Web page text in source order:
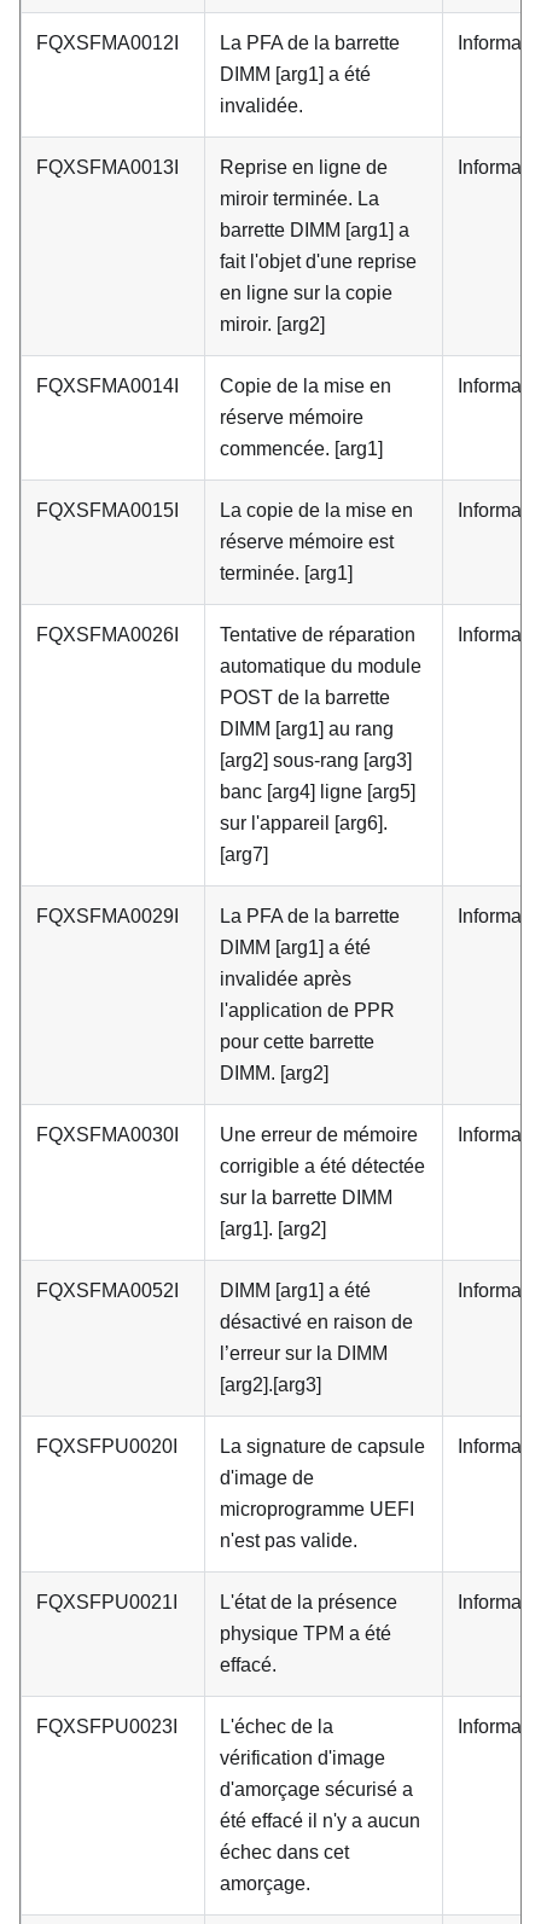
FQXSFMA0012I
La PFA de la barrette
DIMM [arg1] a été
invalidée.
FQXSFMA0013I
Reprise en ligne de
miroir terminée. La
barrette DIMM [arg1] a
fait l'objet d'une reprise
en ligne sur la copie
miroir. [arg2]
FQXSFMA0014I
Copie de la mise en
réserve mémoire
commencée. [arg1]
FQXSFMA0015I
La copie de la mise en
réserve mémoire est
terminée. [arg1]
FQXSFMA0026I
Tentative de réparation
automatique du module
POST de la barrette
DIMM [arg1] au rang
[arg2] sous-rang [arg3]
banc [arg4] ligne [arg5]
sur l'appareil [arg6].
[arg7]
FQXSFMA0029I
La PFA de la barrette
DIMM [arg1] a été
invalidée après
l'application de PPR
pour cette barrette
DIMM. [arg2]
FQXSFMA0030I
Une erreur de mémoire
corrigible a été détectée
sur la barrette DIMM
[arg1]. [arg2]
FQXSFMA0052I
DIMM [arg1] a été
désactivé en raison de
l’erreur sur la DIMM
[arg2].[arg3]
FQXSFPU0020I
La signature de capsule
d'image de
microprogramme UEFI
n'est pas valide.
FQXSFPU0021I
L'état de la présence
physique TPM a été
effacé.
FQXSFPU0023I
L'échec de la
vérification d'image
d'amorçage sécurisé a
été effacé il n'y a aucun
échec dans cet
amorçage.